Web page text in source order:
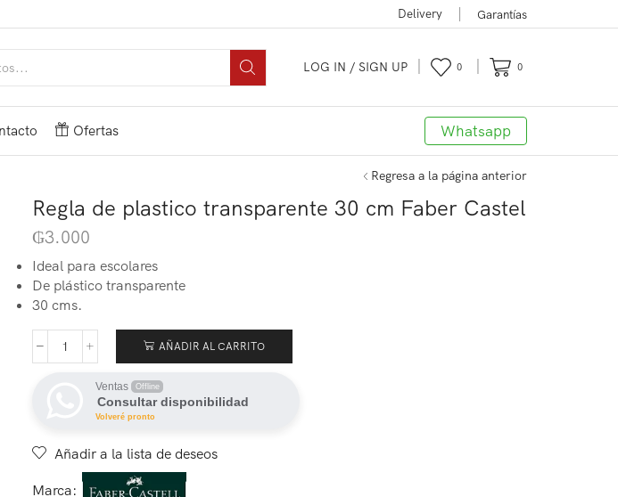
Delivery Garantías
LOG IN / SIGN UP 0 0
Ofertas Whatsapp
Regresa a la página anterior
Regla de plastico transparente 30 cm Faber Castel
₲3.000
Ideal para escolares
De plástico transparente
30 cms.
AÑADIR AL CARRITO
Ventas Offline
Consultar disponibilidad
Volveré pronto
Añadir a la lista de deseos
Marca: